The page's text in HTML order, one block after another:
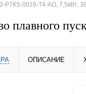
P7K5-0018-T4-AO, 7,5кВт,
плавного
ОПИСАНИЕ